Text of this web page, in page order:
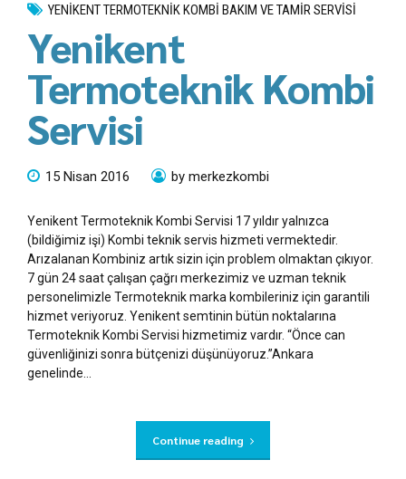
YENIKENT TERMOTEKNIK KOMBI BAKIM VE TAMIR SERVISI
Yenikent
Termoteknik Kombi
Servisi
15 Nisan 2016 by merkezkombi
Yenikent Termoteknik Kombi Servisi 17 yıldır yalnızca
(bildiğimiz işi) Kombi teknik servis hizmeti vermektedir.
Arızalanan Kombiniz artık sizin için problem olmaktan çıkıyor.
7 gün 24 saat çalışan çağrı merkezimiz ve uzman teknik
personelimizle Termoteknik marka kombileriniz için garantili
hizmet veriyoruz. Yenikent semtinin bütün noktalarına
Termoteknik Kombi Servisi hizmetimiz vardır. “Önce can
güvenliğinizi sonra bütçenizi düşünüyoruz.”Ankara
genelinde...
Continue reading